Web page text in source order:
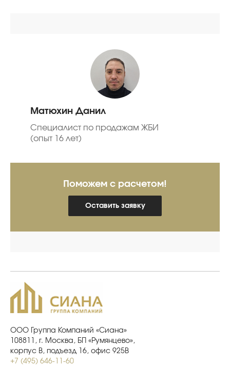
Матюхин Данил
Специалист по продажам ЖБИ
(опыт 16 лет)
Поможем с расчетом!
Оставить заявку
ООО Группа Компаний «Сиана»
108811, г. Москва, БП «Румянцево»,
корпус В, подъезд 16, офис 925В
+7 (495) 646-11-60